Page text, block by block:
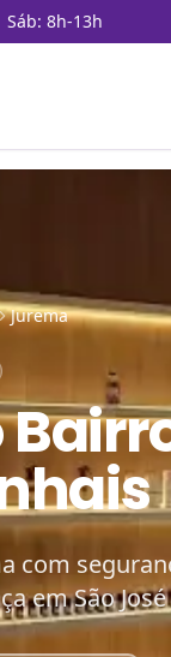
8h-13h
Jurema
com
em São